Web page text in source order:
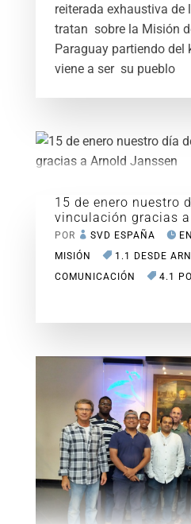
reiterada exhaustiva de
tratan sobre la Misión
Paraguay partiendo del
viene a ser su pueblo
15 de enero nuestro
vinculación gracias
POR SVD ESPAÑA
MISIÓN
1.1 DESDE
COMUNICACIÓN
4.1